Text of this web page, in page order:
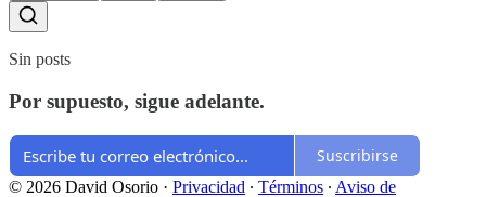
Sin posts
Por supuesto, sigue adelante.
Suscribirse
© 2026 David Osorio · Privacidad ∙ Términos ∙ Aviso de